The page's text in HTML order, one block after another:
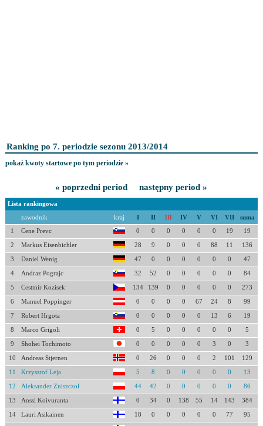
Ranking po 7. periodzie sezonu 2013/2014
pokaż kwoty startowe po tym periodzie »
« poprzedni period następny period »
Lista rankingowa
zawodnik kraj I II III IV V VI VII suma
1 Cene Prevc 0 0 0 0 0 0 19 19
2 Markus Eisenbichler 28 9 0 0 0 88 11 136
3 Daniel Wenig 47 0 0 0 0 0 0 47
4 Andraz Pograjc 32 52 0 0 0 0 0 84
5 Cestmir Kozisek 134 139 0 0 0 0 0 273
6 Manuel Poppinger 0 0 0 0 67 24 8 99
7 Robert Hrgota 0 0 0 0 0 13 6 19
8 Marco Grigoli 0 5 0 0 0 0 0 5
9 Shohei Tochimoto 0 0 0 0 0 3 0 3
10 Andreas Stjernen 0 26 0 0 0 2 101 129
11 Krzysztof Leja 5 8 0 0 0 0 0 13
12 Aleksander Zniszczoł 44 42 0 0 0 0 0 86
13 Anssi Koivuranta 0 34 0 138 55 14 143 384
14 Lauri Asikainen 18 0 0 0 0 0 77 95